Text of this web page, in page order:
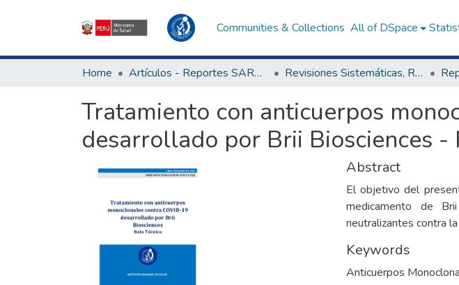
Communities & Collections All of DSpace
Home Artículos - Reportes SARS-CoV-2 Revisiones Sistemáticas, Rápidas y Notas Técnicas - UNAGESP
Tratamiento con anticuerpos
desarrollado por Brii Biosciences -
Abstract
El objetivo del
medicamento de
neutralizantes contra
Keywords
Anticuerpos